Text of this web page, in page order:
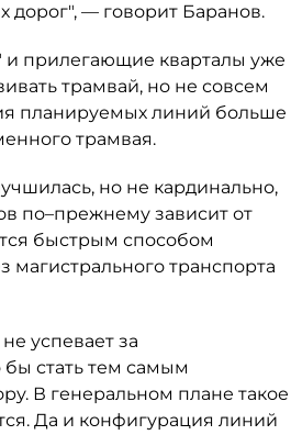
дорог", — говорит Баранов.
и прилегающие кварталы уже
трамвай, но не совсем
планируемых линий больше
трамвая.
но не кардинально,
по–прежнему зависит от
быстрым способом
магистрального транспорта
успевает за
стать тем самым
В генеральном плане такое
Да и конфигурация линий